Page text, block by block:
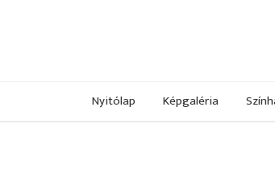
Nyitólap Képgaléria